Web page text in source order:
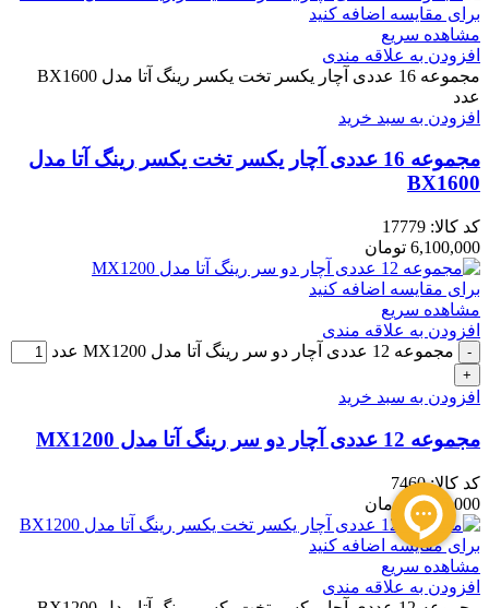
برای مقایسه اضافه کنید
مشاهده سریع
افزودن به علاقه مندی
مجموعه 16 عددی آچار یکسر تخت یکسر رینگ آتا مدل BX1600
عدد
افزودن به سبد خرید
مجموعه 16 عددی آچار یکسر تخت یکسر رینگ آتا مدل
BX1600
کد کالا: 17779
6,100,000 تومان
برای مقایسه اضافه کنید
مشاهده سریع
افزودن به علاقه مندی
مجموعه 12 عددی آچار دو سر رینگ آتا مدل MX1200 عدد
افزودن به سبد خرید
مجموعه 12 عددی آچار دو سر رینگ آتا مدل MX1200
کد کالا:7460
5,445,000 تومان
برای مقایسه اضافه کنید
مشاهده سریع
افزودن به علاقه مندی